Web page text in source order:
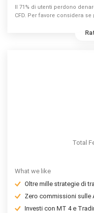
Il 71% di utenti perdono
CFD. Per favore considera
Total
What we like
Oltre mille strategie di
Zero commissioni sulle
Investi con MT 4 e